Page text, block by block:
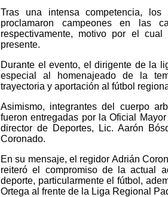
Tras una intensa competencia,
proclamaron campeones en las
respectivamente, motivo por el
presente.
Durante el evento, el dirigente de la
especial al homenajeado de la
trayectoria y aportación al fútbol
Asimismo, integrantes del cuerpo
fueron entregadas por la Oficial
director de Deportes, Lic. Aarón
Coronado.
En su mensaje, el regidor Adrián
reiteró el compromiso de la actual
deporte, particularmente el fútbol,
Ortega al frente de la Liga Regional